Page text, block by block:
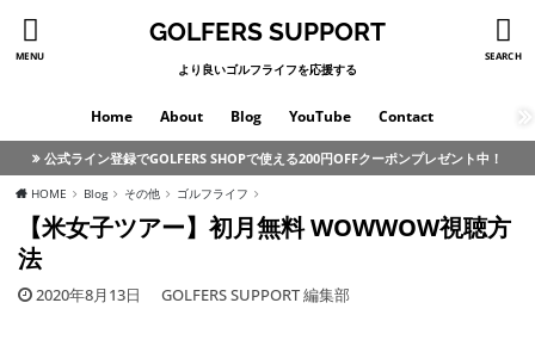
MENU SEARCH
GOLFERS SUPPORT
より良いゴルフライフを応援する
Home About Blog YouTube Contact
公式ライン登録でGOLFERS SHOPで使える200円OFFクーポンプレゼント中！
HOME Blog その他 ゴルフライフ
【米女子ツアー】初月無料 WOWWOW視聴方
法
2020年8月13日 GOLFERS SUPPORT 編集部